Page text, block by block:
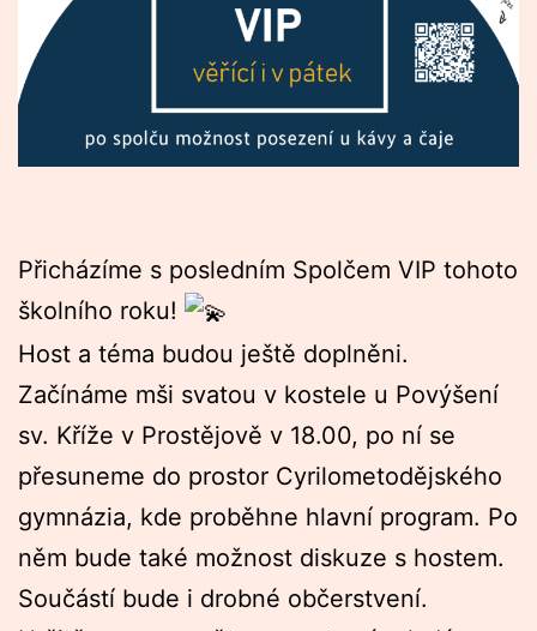
Přicházíme s posledním Spolčem VIP tohoto
školního roku!
Host a téma budou ještě doplněni.
Začínáme mši svatou v kostele u Povýšení
sv. Kříže v Prostějově v 18.00, po ní se
přesuneme do prostor Cyrilometodějského
gymnázia, kde proběhne hlavní program. Po
něm bude také možnost diskuze s hostem.
Součástí bude i drobné občerstvení.